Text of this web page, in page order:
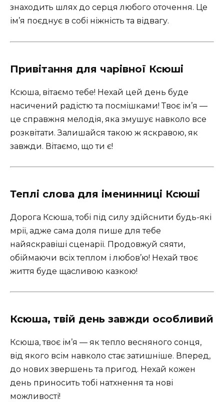
знаходить шлях до серця любого оточення. Це
ім’я поєднує в собі ніжність та відвагу.
Привітання для чарівної Ксюші
Ксюша, вітаємо тебе! Нехай цей день буде
насичений радістю та посмішками! Твоє ім’я —
це справжня мелодія, яка змушує навколо все
розквітати. Залишайся такою ж яскравою, як
завжди. Вітаємо, що ти є!
Теплі слова для іменинниці Ксюші
Дорога Ксюша, тобі під силу здійснити будь-які
мрії, адже сама доля пише для тебе
найяскравіші сценарії. Продовжуй сяяти,
обіймаючи всіх теплом і любов’ю! Нехай твоє
життя буде щасливою казкою!
Ксюша, твій день завжди особливий
Ксюша, твоє ім’я — як тепло весняного сонця,
від якого всім навколо стає затишніше. Вперед,
до нових звершень та пригод. Нехай кожен
день приносить тобі натхнення та нові
можливості!